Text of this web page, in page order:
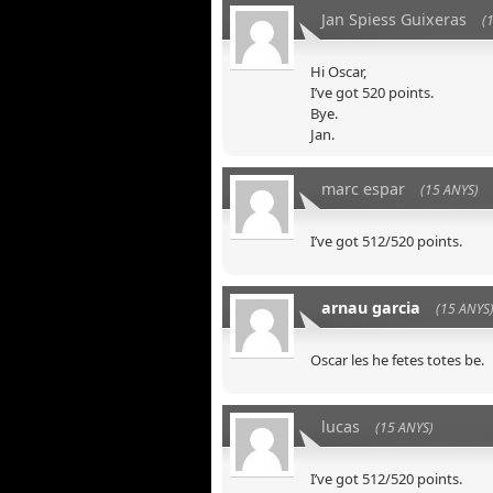
Jan Spiess Guixeras
Hi Oscar,
I’ve got 520 points.
Bye.
Jan.
marc espar (15 ANYS)
I’ve got 512/520 points.
arnau garcia (15 ANYS)
Oscar les he fetes totes be.
lucas (15 ANYS)
I’ve got 512/520 points.